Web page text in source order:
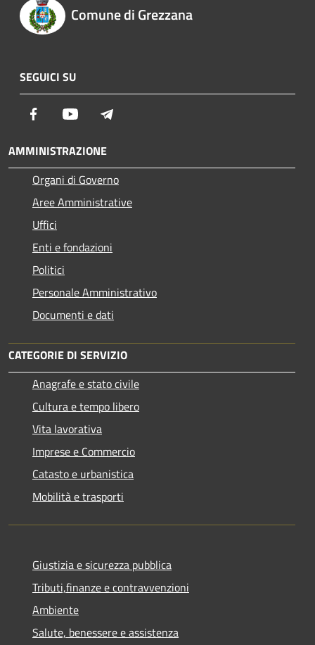
Comune di Grezzana
SEGUICI SU
Facebook Youtube
AMMINISTRAZIONE
Organi di Governo
Aree Amministrative
Uffici
Enti e fondazioni
Politici
Personale Amministrativo
Documenti e dati
CATEGORIE DI SERVIZIO
Anagrafe e stato civile
Cultura e tempo libero
Vita lavorativa
Imprese e Commercio
Catasto e urbanistica
Mobilità e trasporti
Giustizia e sicurezza pubblica
Tributi,finanze e contravvenzioni
Ambiente
Salute, benessere e assistenza